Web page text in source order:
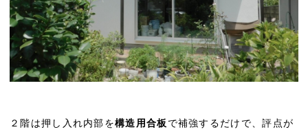
２階は押し入れ内部を構造用合板で補強するだけで、評点が